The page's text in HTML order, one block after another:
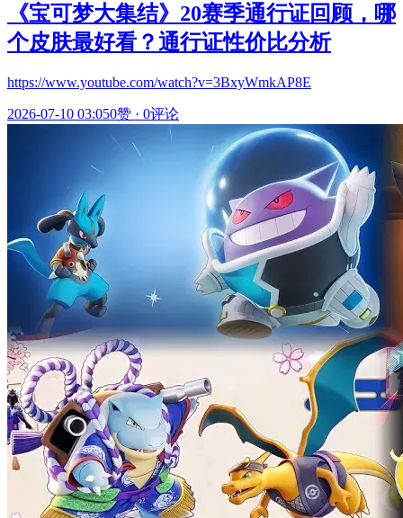
《宝可梦大集结》20赛季通行证回顾，哪
个皮肤最好看？通行证性价比分析
https://www.youtube.com/watch?v=3BxyWmkAP8E
2026-07-10 03:050赞 · 0评论